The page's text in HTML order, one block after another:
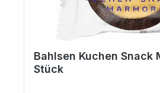
Bahlsen Kuchen Snack
Stück